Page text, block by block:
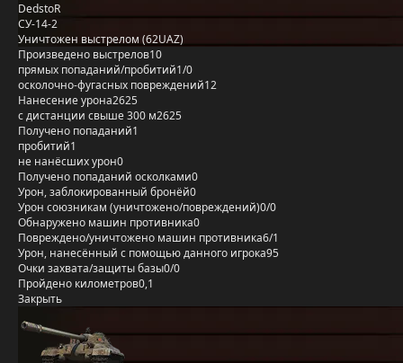
DedstoR
СУ-14-2
Уничтожен выстрелом (62UAZ)
Произведено выстрелов10
прямых попаданий/пробитий1/0
осколочно-фугасных повреждений12
Нанесение урона2625
с дистанции свыше 300 м2625
Получено попаданий1
пробитий1
не нанёсших урон0
Получено попаданий осколками0
Урон, заблокированный бронёй0
Урон союзникам (уничтожено/повреждений)0/0
Обнаружено машин противника0
Повреждено/уничтожено машин противника6/1
Урон, нанесённый с помощью данного игрока95
Очки захвата/защиты базы0/0
Пройдено километров0,1
Закрыть